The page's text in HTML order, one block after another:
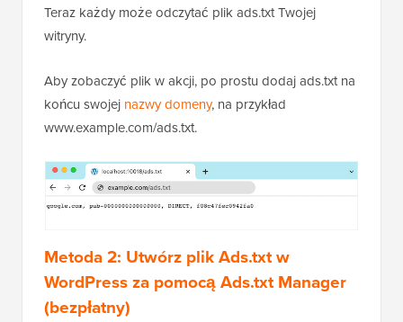
Teraz każdy może odczytać plik ads.txt Twojej
witryny.
Aby zobaczyć plik w akcji, po prostu dodaj ads.txt na
końcu swojej nazwy domeny, na przykład
www.example.com/ads.txt.
Metoda 2: Utwórz plik Ads.txt w
WordPressza pomocą Ads.txt Manager
(bezpłatny)